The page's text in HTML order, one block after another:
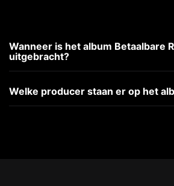
Wanneer is het album Betaalbare
uitgebracht?
Welke producer staan er op het